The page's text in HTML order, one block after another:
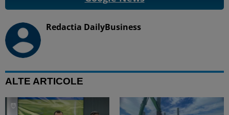
Redactia DailyBusiness
ALTE ARTICOLE